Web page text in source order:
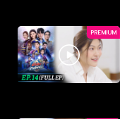
PREMIUM